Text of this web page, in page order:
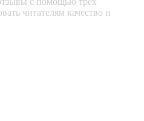
читателям качество и